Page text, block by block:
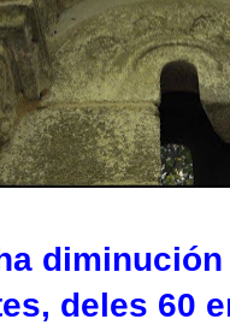
diminución
deles 60